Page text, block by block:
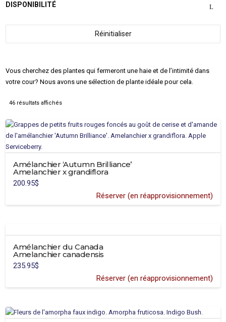
Vous cherchez des plantes qui fermeront une haie et de l’intimité dans
votre cour? Nous avons une sélection de plante idéale pour cela.
46 résultats affichés
Amélanchier ‘Autumn Brilliance’
Amelanchier x grandiflora
200.95$
Réserver (en réapprovisionnement)
Amélanchier du Canada
Amelanchier canadensis
235.95$
Réserver (en réapprovisionnement)
DISPONIBILITÉ
Réinitialiser